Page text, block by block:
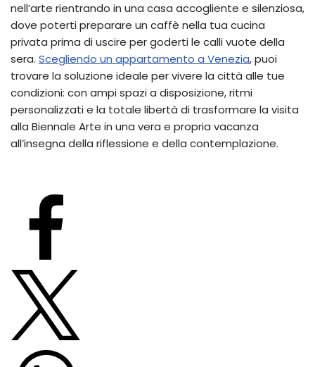
nell’arte rientrando in una casa accogliente e silenziosa,
dove poterti preparare un caffè nella tua cucina
privata prima di uscire per goderti le calli vuote della
sera. Scegliendo un appartamento a Venezia, puoi
trovare la soluzione ideale per vivere la città alle tue
condizioni: con ampi spazi a disposizione, ritmi
personalizzati e la totale libertà di trasformare la visita
alla Biennale Arte in una vera e propria vacanza
all’insegna della riflessione e della contemplazione.